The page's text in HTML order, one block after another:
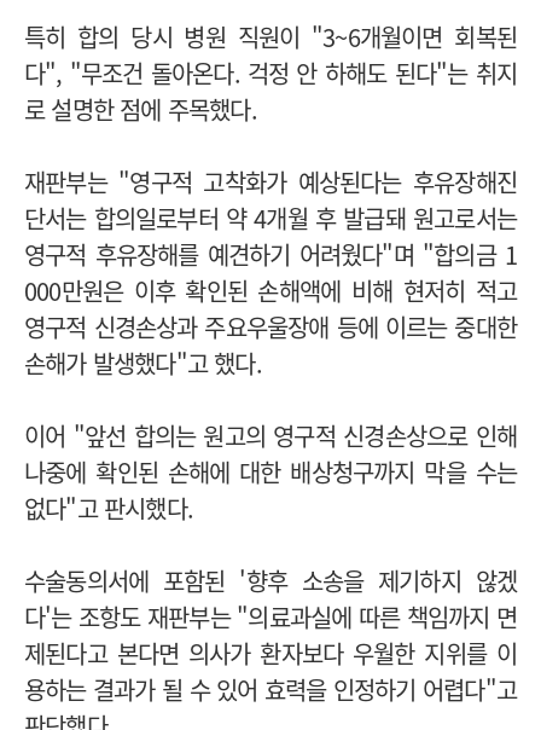
특히 합의 당시 병원 직원이 "3~6개월이면 회복된
다", "무조건 돌아온다. 걱정 안 하해도 된다"는 취지
로 설명한 점에 주목했다.
재판부는 "영구적 고착화가 예상된다는 후유장해진
단서는 합의일로부터 약 4개월 후 발급돼 원고로서는
영구적 후유장해를 예견하기 어려웠다"며 "합의금 1
000만원은 이후 확인된 손해액에 비해 현저히 적고
영구적 신경손상과 주요우울장애 등에 이르는 중대한
손해가 발생했다"고 했다.
이어 "앞선 합의는 원고의 영구적 신경손상으로 인해
나중에 확인된 손해에 대한 배상청구까지 막을 수는
없다"고 판시했다.
수술동의서에 포함된 '향후 소송을 제기하지 않겠
다'는 조항도 재판부는 "의료과실에 따른 책임까지 면
제된다고 본다면 의사가 환자보다 우월한 지위를 이
용하는 결과가 될 수 있어 효력을 인정하기 어렵다"고